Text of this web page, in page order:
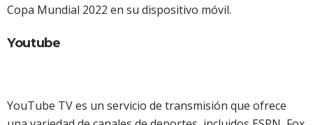
Copa Mundial 2022 en su dispositivo móvil.
Youtube
YouTube TV es un servicio de transmisión que ofrece